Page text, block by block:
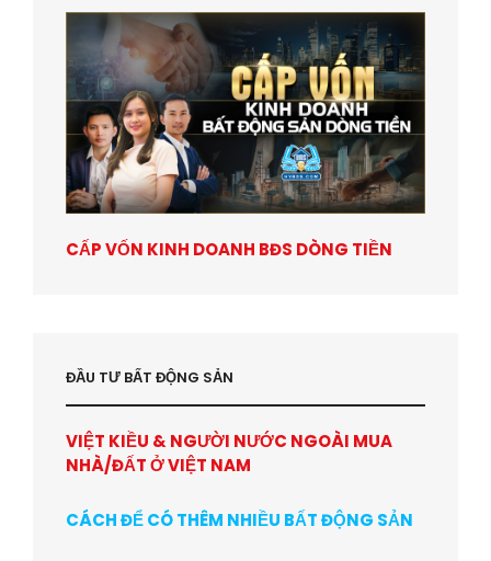
CẤP VỐN KINH DOANH BĐS DÒNG TIỀN
ĐẦU TƯ BẤT ĐỘNG SẢN
VIỆT KIỀU & NGƯỜI NƯỚC NGOÀI MUA
NHÀ/ĐẤT Ở VIỆT NAM
CÁCH ĐỂ CÓ THÊM NHIỀU BẤT ĐỘNG SẢN